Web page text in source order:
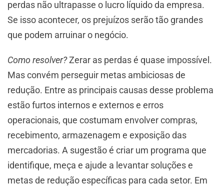
perdas não ultrapasse o lucro líquido da empresa.
Se isso acontecer, os prejuízos serão tão grandes
que podem arruinar o negócio.
Como resolver?Zerar as perdas é quase impossível.
Mas convém perseguir metas ambiciosas de
redução. Entre as principais causas desse problema
estão furtos internos e externos e erros
operacionais, que costumam envolver compras,
recebimento, armazenagem e exposição das
mercadorias. A sugestão é criar um programa que
identifique, meça e ajude a levantar soluções e
metas de redução específicas para cada setor. Em